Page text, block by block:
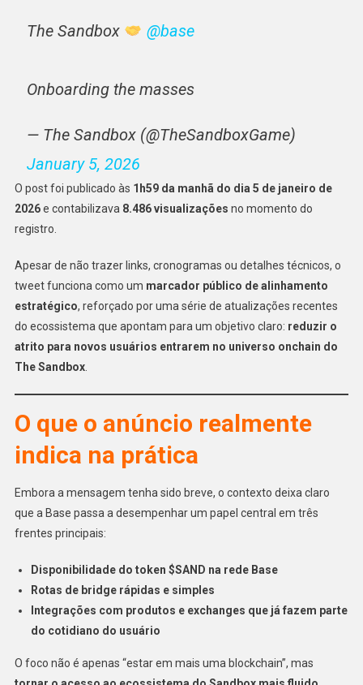
The Sandbox @base
Onboarding the masses
— The Sandbox (@TheSandboxGame)
January 5, 2026
O post foi publicado às 1h59 da manhã do dia 5 de janeiro de
2026e contabilizava 8.486 visualizações no momento do
registro.
Apesar de não trazer links, cronogramas ou detalhes técnicos, o
tweet funciona como um marcador público de alinhamento
estratégico, reforçado por uma série de atualizações recentes
do ecossistema que apontam para um objetivo claro: reduzir o
atrito para novos usuários entrarem no universo onchain do
The Sandbox.
O que o anúncio realmente
indica na prática
Embora a mensagem tenha sido breve, o contexto deixa claro
que a Base passa a desempenhar um papel central em três
frentes principais:
Disponibilidade do token $SAND na rede Base
Rotas de bridge rápidas e simples
Integrações com produtos e exchanges que já fazem parte
do cotidiano do usuário
O foco não é apenas “estar em mais uma blockchain”, mas